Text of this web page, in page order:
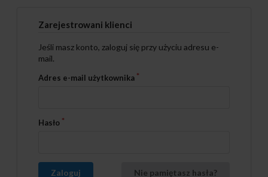
Zarejestrowani klienci
Jeśli masz konto, zaloguj się przy użyciu adresu e-
mail.
Adres e-mail użytkownika
Hasło
Zaloguj Nie pamiętasz hasła?